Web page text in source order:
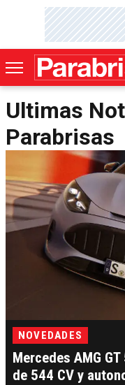
Ultimas
Parabrisas
NOVEDADES
Mercedes AMG
de 544 CV y